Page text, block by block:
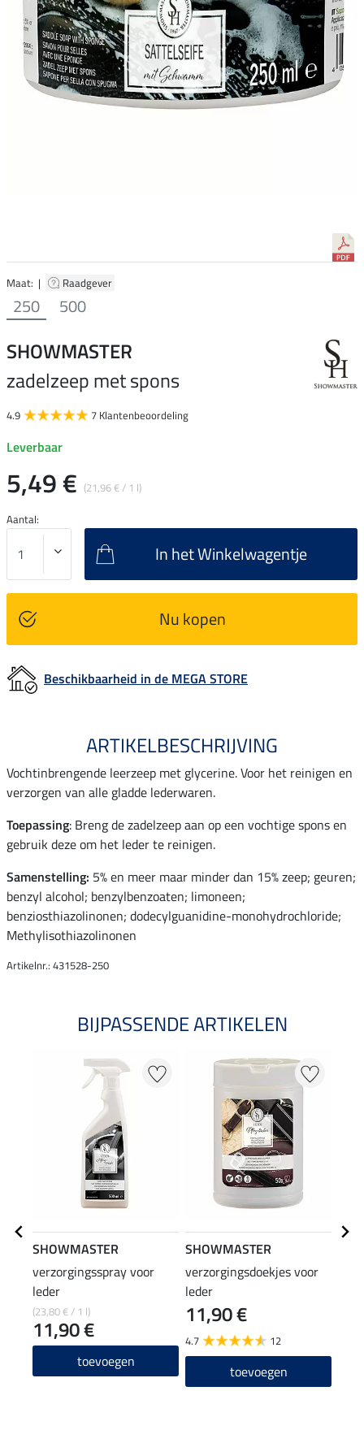
Maat: | Raadgever
250 500
SHOWMASTER
zadelzeep met spons
4.9 7 Klantenbeoordeling
Leverbaar
5,49 € (21,96 € / 1 l)
Aantal:
In het Winkelwagentje
Nu kopen
Beschikbaarheid in de MEGA STORE
ARTIKELBESCHRIJVING
Vochtinbrengende leerzeep met glycerine. Voor het reinigen en
verzorgen van alle gladde lederwaren.
Toepassing: Breng de zadelzeep aan op een vochtige spons en
gebruik deze om het leder te reinigen.
Samenstelling: 5% en meer maar minder dan 15% zeep; geuren;
benzyl alcohol; benzylbenzoaten; limoneen;
benziosthiazolinonen; dodecylguanidine-monohydrochloride;
Methylisothiazolinonen
Artikelnr.: 431528-250
BIJPASSENDE ARTIKELEN
SHOWMASTER
verzorgingsspray voor
leder
(23,80 € / 1 l)
11,90 €
toevoegen
SHOWMASTER
verzorgingsdoekjes voor
leder
11,90 €
4.7 12
toevoegen